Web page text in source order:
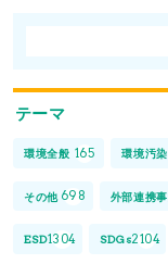
テーマ
環境全般 165 環境汚染
その他 698 外部連携
ESD1304 SDGs2104